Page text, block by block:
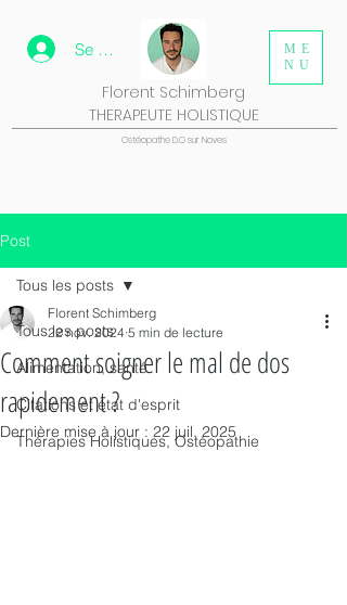
Florent Schimberg
THERAPEUTE HOLISTIQUE
Ostéopathe D.O sur Noves
Se connecter
ME
NU
Post
Tous les posts
Alimentation, santé
Citations et état d'esprit
Thérapies Holistiques, Ostéopathie
Tous les posts
Comment soigner le mal de dos
rapidement ?
Florent Schimberg
22 nov. 2024 5 min de lecture
Dernière mise à jour : 22 juil. 2025